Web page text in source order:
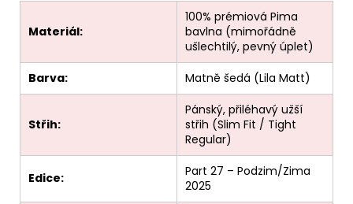
Materiál:
100% prémiová Pima
bavlna (mimořádně
ušlechtilý, pevný úplet)
Barva:
Matně šedá (Lila Matt)
Střih:
Pánský, přiléhavý užší
střih (Slim Fit / Tight
Regular)
Edice:
Part 27 – Podzim/Zima
2025